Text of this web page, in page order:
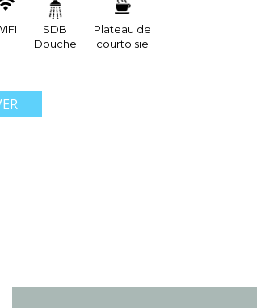
SDB
Douche
Plateau de
courtoisie